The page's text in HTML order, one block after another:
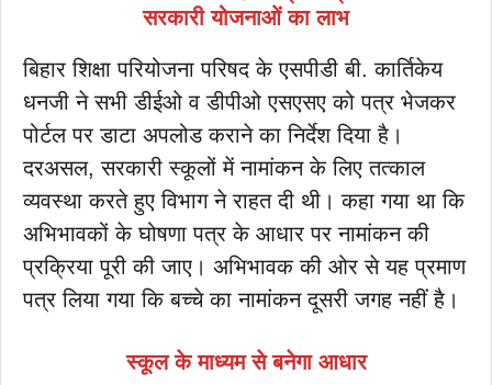
सरकारी योजनाओं का लाभ
बिहार शिक्षा परियोजना परिषद के एसपीडी बी. कार्तिकेय
धनजी ने सभी डीईओ व डीपीओ एसएसए को पत्र भेजकर
पोर्टल पर डाटा अपलोड कराने का निर्देश दिया है।
दरअसल, सरकारी स्कूलों में नामांकन के लिए तत्काल
व्यवस्था करते हुए विभाग ने राहत दी थी। कहा गया था कि
अभिभावकों के घोषणा पत्र के आधार पर नामांकन की
प्रक्रिया पूरी की जाए। अभिभावक की ओर से यह प्रमाण
पत्र लिया गया कि बच्चे का नामांकन दूसरी जगह नहीं है।
स्कूल के माध्यम से बनेगा आधार